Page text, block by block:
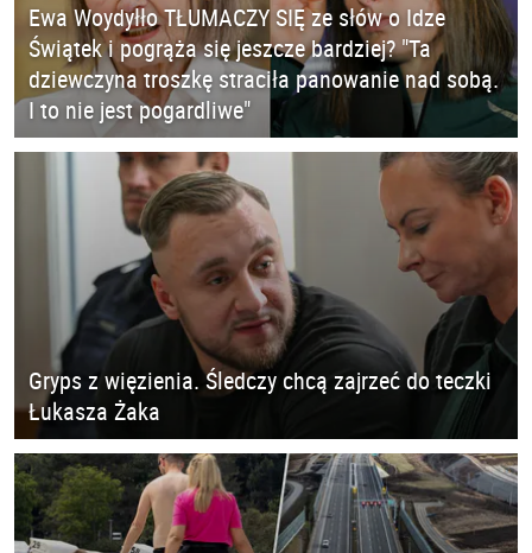
Ewa Woydyłło TŁUMACZY SIĘ ze słów o Idze
Świątek i pogrąża się jeszcze bardziej? "Ta
dziewczyna troszkę straciła panowanie nad sobą.
I to nie jest pogardliwe"
Gryps z więzienia. Śledczy chcą zajrzeć do teczki
Łukasza Żaka